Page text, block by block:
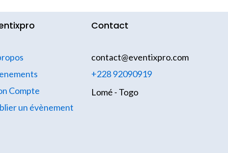
Compte
un évènement
Contact
contact@eventixpro.com
+228 92090919
Lomé - Togo